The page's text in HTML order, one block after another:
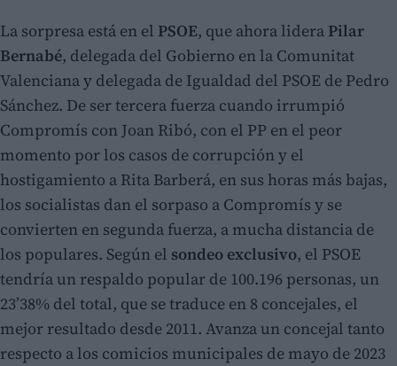
La sorpresa está en el PSOE, que ahora lidera Pilar
Bernabé, delegada del Gobierno en la Comunitat
Valenciana y delegada de Igualdad del PSOE de Pedro
Sánchez. De ser tercera fuerza cuando irrumpió
Compromís con Joan Ribó, con el PP en el peor
momento por los casos de corrupción y el
hostigamiento a Rita Barberá, en sus horas más bajas,
los socialistas dan el sorpaso a Compromís y se
convierten en segunda fuerza, a mucha distancia de
los populares. Según el sondeo exclusivo, el PSOE
tendría un respaldo popular de 100.196 personas, un
23’38% del total, que se traduce en 8 concejales, el
mejor resultado desde 2011. Avanza un concejal tanto
respecto a los comicios municipales de mayo de 2023